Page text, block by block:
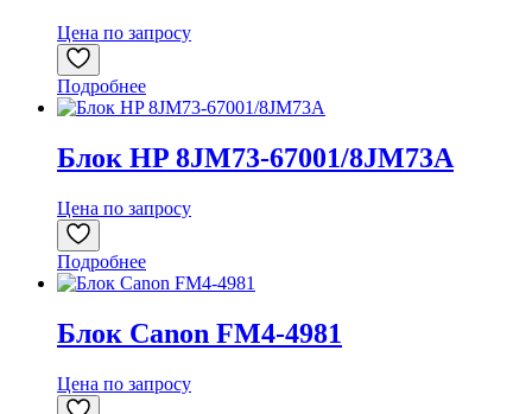
Цена по запросу
Подробнее
Блок HP 8JM73-67001/8JM73A
Цена по запросу
Подробнее
Блок Canon FM4-4981
Цена по запросу